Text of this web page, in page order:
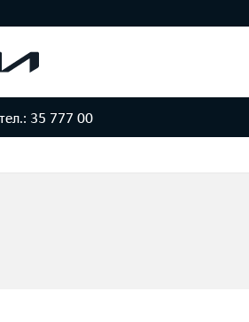
тел.: 35 777 00